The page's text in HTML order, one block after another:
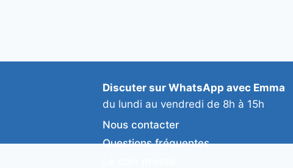
Discuter sur WhatsApp avec Emma
du lundi au vendredi de 8h à 15h
Nous contacter
Questions fréquentes